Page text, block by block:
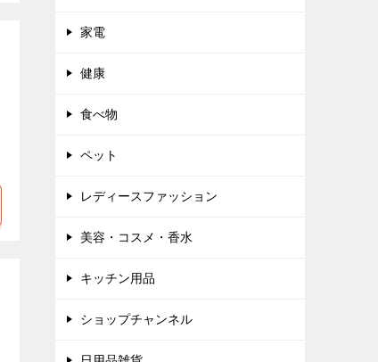
家電
健康
食べ物
ペット
レディースファッション
美容・コスメ・香水
キッチン用品
ショップチャンネル